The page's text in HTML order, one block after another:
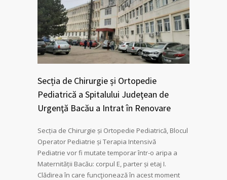
Secția de Chirurgie și Ortopedie
Pediatrică a Spitalului Judeţean de
Urgenţă Bacău a Intrat în Renovare
Secția de Chirurgie și Ortopedie Pediatrică, Blocul
Operator Pediatrie și Terapia Intensivă
Pediatrie vor fi mutate temporar într-o aripa a
Maternității Bacău: corpul E, parter și etaj I.
Clădirea în care funcţionează în acest moment